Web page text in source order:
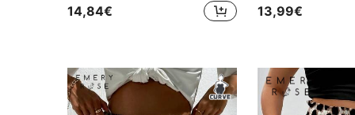
14,84€ 13,99€